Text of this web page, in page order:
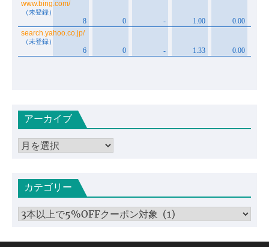
アーカイブ
ア
イカテゴリー
カ
ゴ